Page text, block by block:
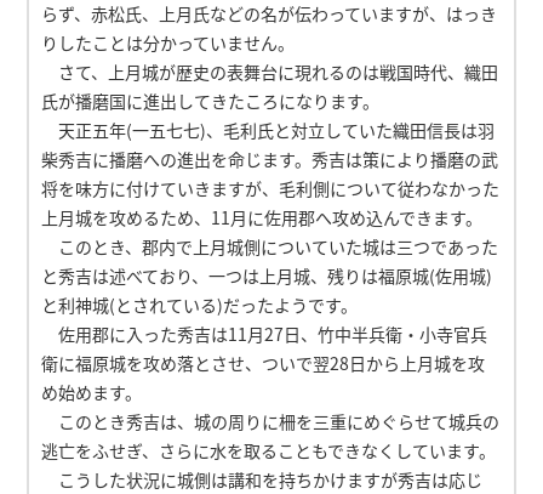
らず、赤松氏、上月氏などの名が伝わっていますが、はっき
りしたことは分かっていません。
さて、上月城が歴史の表舞台に現れるのは戦国時代、織田
氏が播磨国に進出してきたころになります。
天正五年(一五七七)、毛利氏と対立していた織田信長は羽
柴秀吉に播磨への進出を命じます。秀吉は策により播磨の武
将を味方に付けていきますが、毛利側について従わなかった
上月城を攻めるため、11月に佐用郡へ攻め込んできます。
このとき、郡内で上月城側についていた城は三つであった
と秀吉は述べており、一つは上月城、残りは福原城(佐用城)
と利神城(とされている)だったようです。
佐用郡に入った秀吉は11月27日、竹中半兵衛・小寺官兵
衛に福原城を攻め落とさせ、ついで翌28日から上月城を攻
め始めます。
このとき秀吉は、城の周りに柵を三重にめぐらせて城兵の
逃亡をふせぎ、さらに水を取ることもできなくしています。
こうした状況に城側は講和を持ちかけますが秀吉は応じ